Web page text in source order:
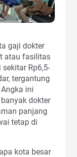
gaji dokter
atau fasilitas
Rp6,5-
tergantung
ini
dokter
panjang
tetap di
kota besar